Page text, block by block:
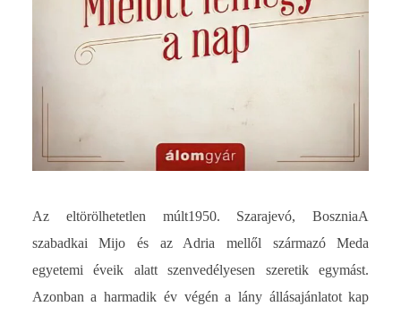
Az eltörölhetetlen múlt1950. Szarajevó, BoszniaA
szabadkai Mijo és az Adria mellől származó Meda
egyetemi éveik alatt szenvedélyesen szeretik egymást.
Azonban a harmadik év végén a lány állásajánlatot kap